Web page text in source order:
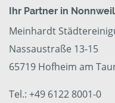
Ihr Partner in
Meinhardt
Nassaustraße 13-15
65719 Hofheim am
Tel.: +49 6122 8001-0